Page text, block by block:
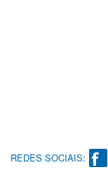
REDES SOCIAIS: